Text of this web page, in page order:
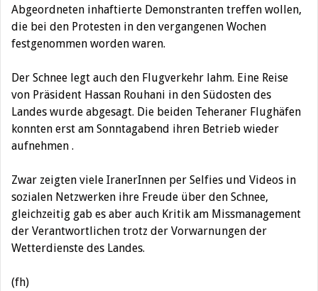
Abgeordneten inhaftierte Demonstranten treffen wollen,
die bei den Protesten in den vergangenen Wochen
festgenommen worden waren.
Der Schnee legt auch den Flugverkehr lahm. Eine Reise
von Präsident Hassan Rouhani in den Südosten des
Landes wurde abgesagt. Die beiden Teheraner Flughäfen
konnten erst am Sonntagabend ihren Betrieb wieder
aufnehmen .
Zwar zeigten viele IranerInnen per Selfies und Videos in
sozialen Netzwerken ihre Freude über den Schnee,
gleichzeitig gab es aber auch Kritik am Missmanagement
der Verantwortlichen trotz der Vorwarnungen der
Wetterdienste des Landes.
(fh)